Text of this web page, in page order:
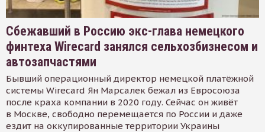
Сбежавший в Россию экс-глава немецкого
финтеха Wirecard занялся сельхозбизнесом и
автозапчастями
Бывший операционный директор немецкой платёжной
системы Wirecard Ян Марсалек бежал из Евросоюза
после краха компании в 2020 году. Сейчас он живёт
в Москве, свободно перемещается по России и даже
ездит на оккупированные территории Украины